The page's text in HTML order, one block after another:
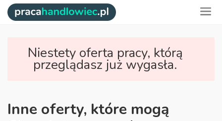
Niestety oferta pracy, którą
przeglądasz już wygasła.
Inne oferty, które mogą